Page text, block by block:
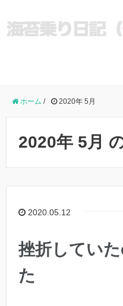
ホーム / 2020年 5月
2020年 5月
2020.05.12
挫折してい
た